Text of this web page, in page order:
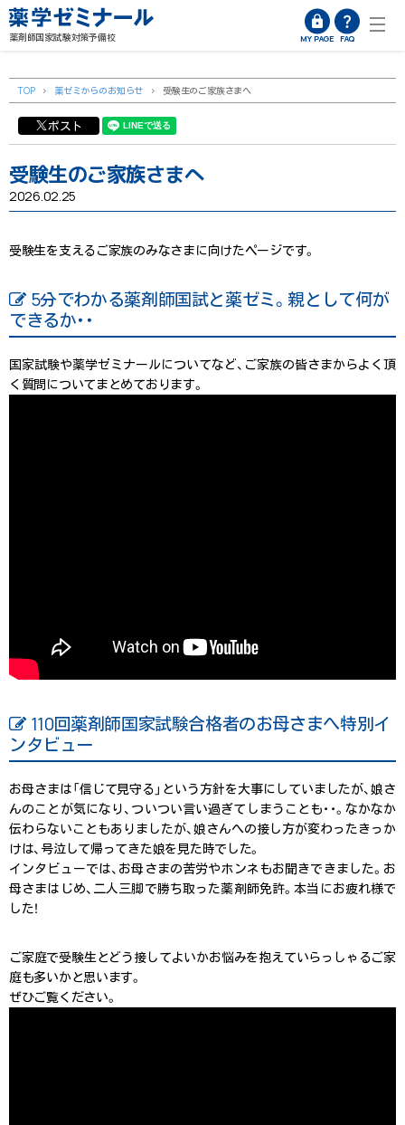
薬剤師国家試験対策予備校 FAQ
MY PAGE
TOP > 薬ゼミからのお知らせ > 受験生のご家族さまへ
ポスト
受験生のご家族さまへ
2026.02.25
受験生を支えるご家族のみなさまに向けたページです。
5分でわかる薬剤師国試と薬ゼミ。親として何が
できるか・・
国家試験や薬学ゼミナールについてなど、ご家族の皆さまからよく頂
く質問についてまとめております。
110回薬剤師国家試験合格者のお母さまへ特別イ
ンタビュー
お母さまは「信じて見守る」という方針を大事にしていましたが、娘さ
んのことが気になり、ついつい言い過ぎてしまうことも・・。なかなか
伝わらないこともありましたが、娘さんへの接し方が変わったきっか
けは、号泣して帰ってきた娘を見た時でした。
インタビューでは、お母さまの苦労やホンネもお聞きできました。お
母さまはじめ、二人三脚で勝ち取った薬剤師免許。本当にお疲れ様で
した！
ご家庭で受験生とどう接してよいかお悩みを抱えていらっしゃるご家
庭も多いかと思います。
ぜひご覧ください。